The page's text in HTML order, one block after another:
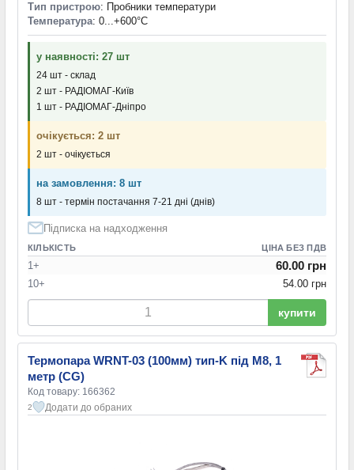
Тип пристрою: Пробники температури
Температура: 0...+600°С
у наявності: 27 шт
24 шт - склад
2 шт - РАДІОМАГ-Київ
1 шт - РАДІОМАГ-Дніпро
очікується: 2 шт
2 шт - очікується
на замовлення: 8 шт
8 шт - термін постачання 7-21 дні (днів)
Підписка на надходження
КІЛЬКІСТЬ ЦІНА БЕЗ ПДВ
1+ 60.00 грн
10+ 54.00 грн
купити
Термопара WRNT-03 (100мм) тип-K під M8, 1
метр (CG)
Код товару: 166362
2 Додати до обраних